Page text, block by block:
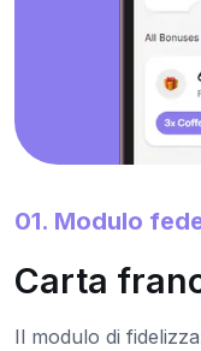
01. Modulo
Carta
Il modulo di